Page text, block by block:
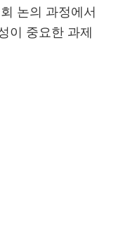
논의 과정에서
이 중요한 과제